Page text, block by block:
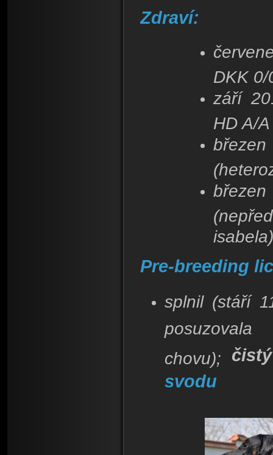
Zdraví:
DKK 0/
září
HD A/A
isabela)
Pre-breeding
splnil (stáří
posuzovala
chovu);
svodu